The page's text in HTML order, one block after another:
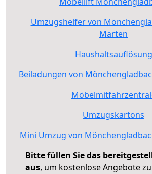
Umzugshelfer von
Marten
Haushaltsauflösung
Beiladungen von
Umzugskartons
Mini Umzug von
Bitte füllen Sie das
aus, um kostenlose Angebote